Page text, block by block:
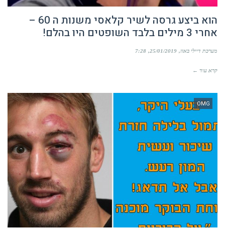
הוא ביצע גרסה לשיר קלאסי משנות ה 60 –
אחרי 3 מילים בלבד השופטים היו בהלם!
מערכת דיילי באזז 25/01/2019
7:28
קרא עוד ←
OMG